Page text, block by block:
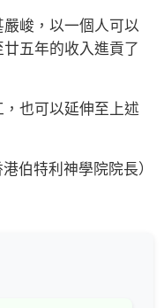
峻，以一個人可以
五年的收入進貢了
也可以延伸至上述
伯特利神學院院長）